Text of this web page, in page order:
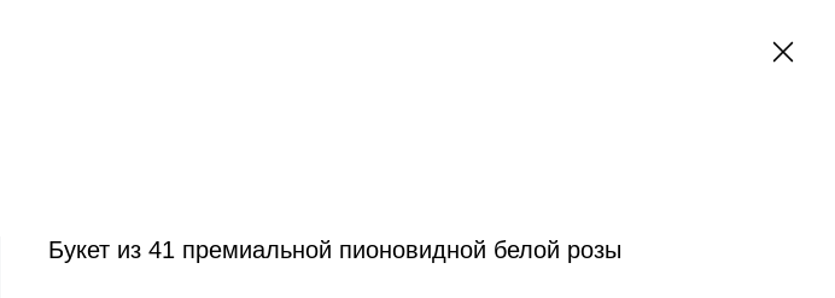
Букет из 41 премиальной пионовидной белой розы